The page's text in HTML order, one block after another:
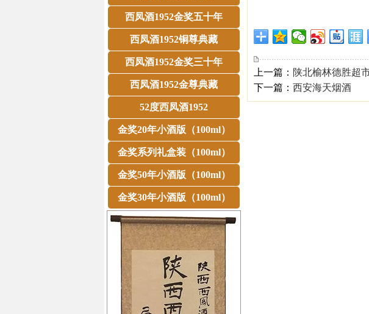
西凤酒1952金奖五十年
西凤酒1952铜尊典藏
西凤酒1952金奖三十年
西凤酒1952金尊典藏
52度西凤酒1952
金奖20年小酒版（100ml）
金奖系列礼盒装（100ml）
金奖50年小酒版（100ml）
金奖30年小酒版（100ml）
上一篇： 陕北榆林德胜超
下一篇： 西安海天烟酒